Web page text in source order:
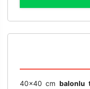
40x40 cm balonlu